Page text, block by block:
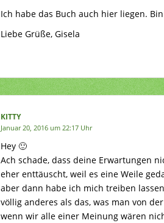
Ich habe das Buch auch hier liegen.
Liebe Grüße, Gisela
KITTY
Januar 20, 2016 um 22:17 Uhr
Hey 🙂
Ach schade, dass deine Erwartungen
eher enttäuscht, weil es eine Weile
aber dann habe ich mich treiben
völlig anderes als das, was man von
wenn wir alle einer Meinung wären